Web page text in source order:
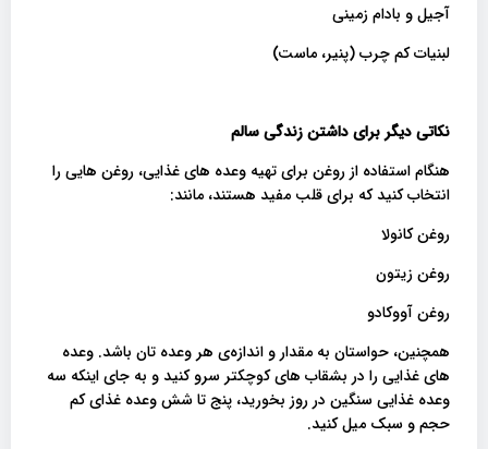
آجیل و بادام زمینی
لبنیات کم چرب (پنیر، ماست)
نکاتی دیگر برای داشتن زندگی سالم
هنگام استفاده از روغن برای تهیه وعده های غذایی، روغن هایی را
انتخاب کنید که برای قلب مفید هستند، مانند:
روغن کانولا
روغن زیتون
روغن آووکادو
همچنین، حواستان به مقدار و اندازه‌ی هر وعده تان باشد. وعده
های غذایی را در بشقاب های کوچکتر سرو کنید و به جای اینکه سه
وعده غذایی سنگین در روز بخورید، پنج تا شش وعده غذای کم
حجم و سبک میل کنید.